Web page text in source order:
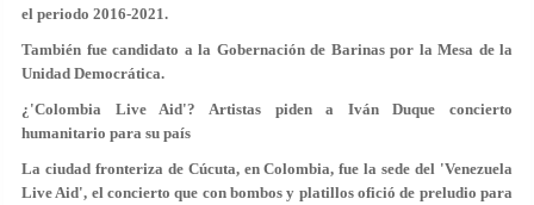
el periodo 2016-2021.
También fue candidato a la Gobernación de Barinas por la Mesa de la
Unidad Democrática.
¿'Colombia Live Aid'? Artistas piden a Iván Duque concierto
humanitario para su país
La ciudad fronteriza de Cúcuta, en Colombia, fue la sede del 'Venezuela
Live Aid', el concierto que con bombos y platillos ofició de preludio para